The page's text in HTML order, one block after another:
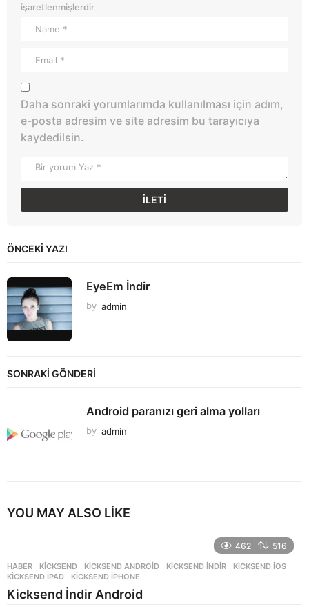
işaretlenmişlerdir
Daha sonraki yorumlarımda kullanılması için adım,
e-posta adresim ve site adresim bu tarayıcıya
kaydedilsin.
ÖNCEKI YAZI
EyeEm İndir
by admin
SONRAKİ GÖNDERİ
Android paranızı geri alma yolları
by admin
YOU MAY ALSO LIKE
462 516
HABER KICKSEND ,KICKSEND ANDROID ,KICKSEND INDIR ,KICKSEND IOS
KICKSEND IPAD
,KICKSEND IPHONE
Kicksend İndir Android